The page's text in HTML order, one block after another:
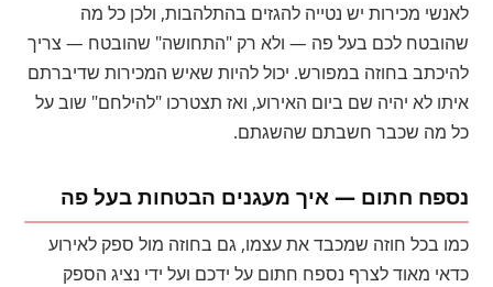
לאנשי מכירות יש נטייה להגזים בהתלהבות, ולכן כל מה
שהובטח לכם בעל פה — ולא רק "התחושה" שהובטח — צריך
להיכתב בחוזה במפורש. יכול להיות שאיש המכירות שדיברתם
איתו לא יהיה שם ביום האירוע, ואז תצטרכו "להילחם" שוב על
כל מה שכבר חשבתם שהשגתם.
נספח חתום — איך מעגנים הבטחות בעל פה
כמו בכל חוזה שמכבד את עצמו, גם בחוזה מול ספק לאירוע
כדאי מאוד לצרף נספח חתום על ידכם ועל ידי נציג הספק